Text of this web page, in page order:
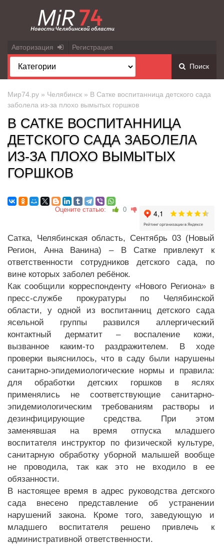
Авторизация Регистрация
Поиск
Мир74.ру » Челябинск » В Сатке воспитанница детского сада
заболела из-за плохо вымытых горшков
В САТКЕ ВОСПИТАННИЦА
ДЕТСКОГО САДА ЗАБОЛЕЛА
ИЗ-ЗА ПЛОХО ВЫМЫТЫХ
ГОРШКОВ
Оцените статью: 0
Сатка, Челябинская область, Сентябрь 03 (Новый
Регион, Анна Ванина) – В Сатке привлекут к
ответственности сотрудников детского сада, по
вине которых заболел ребёнок.
Как сообщили корреспонденту «Нового Региона» в
пресс-службе прокуратуры по Челябинской
области, у одной из воспитанниц детского сада
ясельной группы развился аллергический
контактный дерматит – воспаление кожи,
вызванное каким-то раздражителем. В ходе
проверки выяснилось, что в саду были нарушены
санитарно-эпидемиологические нормы и правила:
для обработки детских горшков в яслях
применялись не соответствующие санитарно-
эпидемиологическим требованиям растворы и
дезинфицирующие средства. При этом
заменявшая на время отпуска младшего
воспитателя инструктор по физической культуре,
санитарную обработку уборной малышей вообще
не проводила, так как это не входило в ее
обязанности.
В настоящее время в адрес руководства детского
сада внесено представление об устранении
нарушений закона. Кроме того, заведующую и
младшего воспитателя решено привлечь к
административной ответственности.